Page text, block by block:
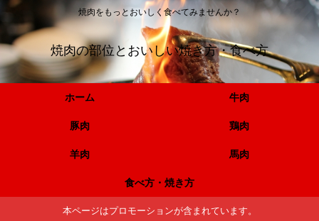
焼肉をもっとおいしく食べてみませんか？
焼肉の部位とおいしい焼き方・食べ方
ホーム 牛肉
豚肉 鶏肉
羊肉 馬肉
食べ方・焼き方
本ページはプロモーションが含まれています。